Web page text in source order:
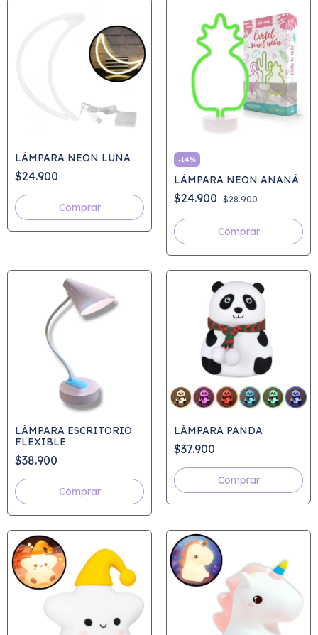
LÁMPARA NEON LUNA
$24.900
Comprar
-14%
LÁMPARA NEON ANANÁ
$24.900 $28.900
LÁMPARA ESCRITORIO
FLEXIBLE
$38.900
Comprar
LÁMPARA PANDA
$37.900